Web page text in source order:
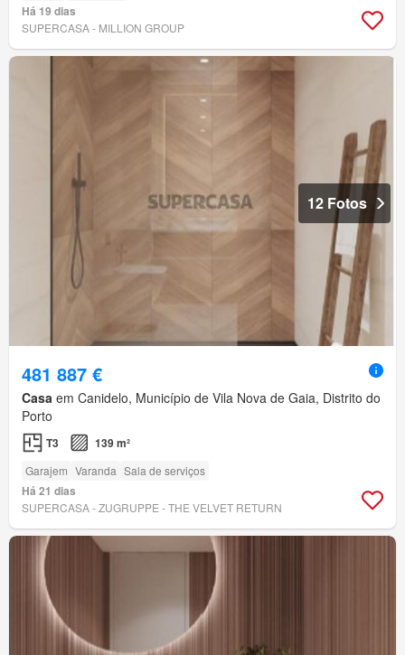
Há 19 dias
SUPERCASA - MILLION GROUP
12 Fotos
481 887 €
Casa em Canidelo, Município de Vila Nova de Gaia, Distrito do
Porto
T3 139 m²
Garajem Varanda Sala de serviços
Há 21 dias
SUPERCASA - ZUGRUPPE - THE VELVET RETURN